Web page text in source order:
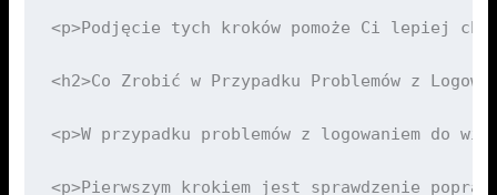
<p>Podjęcie tych kroków pomoże Ci lepiej
<h2>Co Zrobić w Przypadku Problemów z
<p>W przypadku problemów z logowaniem
<p>Pierwszym krokiem jest sprawdzenie